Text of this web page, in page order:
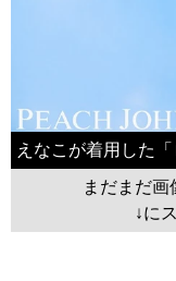
えなこが着用した
まだまだ画
↓に